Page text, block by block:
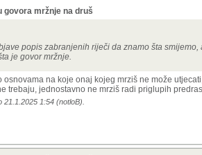
govora mržnje na druš
popis zabranjenih riječi da znamo šta
je govor mržnje.
osnovama na koje onaj kojeg mrziš ne može
trebaju, jednostavno ne mrziš radi priglupih
1:54 (notloB).